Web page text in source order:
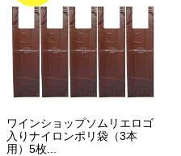
ワインショップソムリエロゴ
入りナイロンポリ袋（3本
用）5枚...